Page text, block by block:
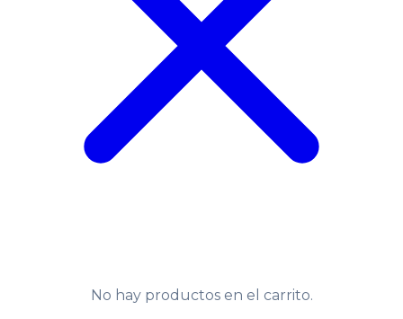
No hay productos en el carrito.